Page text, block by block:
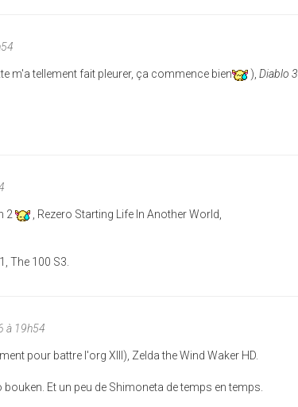
m'a tellement fait pleurer, ça commence bien ),Diablo 3
2
, Rezero Starting Life In Another World,
The 100 S3.
à 19h54
pour battre l'org XIII), Zelda the Wind Waker HD.
Et un peu de Shimoneta de temps en temps.